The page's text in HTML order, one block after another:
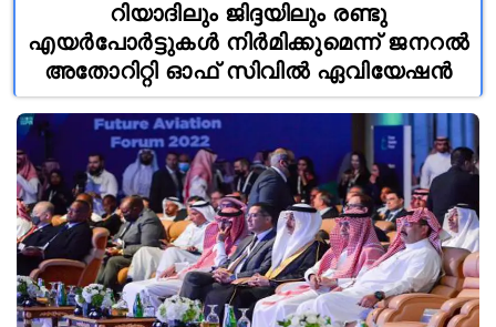
റിയാദിലും ജിദ്ദയിലും രണ്ടു
എയര്‍പോര്‍ട്ടുകള്‍ നിര്‍മിക്കുമെന്ന് ജനറല്‍
അതോറിറ്റി ഓഫ് സിവില്‍ ഏവിയേഷന്‍